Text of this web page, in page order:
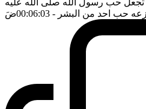
تجعل حب رسول الله صلى الله عليه
حب احد من البشر - 00:06:03 ضَ